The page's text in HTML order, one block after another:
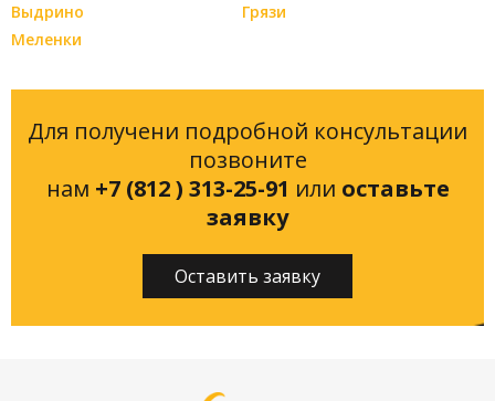
Выдрино
Грязи
Меленки
Для получени подробной консультации
позвоните
нам +7 (812 ) 313-25-91 или оставьте
заявку
Оставить заявку